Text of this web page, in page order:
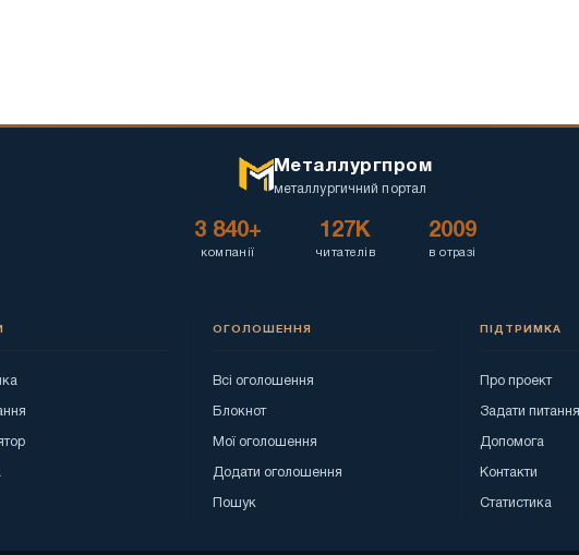
Металлургпром
металлургичний портал
3 840+
компанії
127K
читателів
2009
в отразі
ОГОЛОШЕННЯ
Всі оголошення
Блокнот
Мої оголошення
Додати оголошення
Пошук
ПІДТРИМКА
Про проект
Задати питання
Допомога
Контакти
Статистика